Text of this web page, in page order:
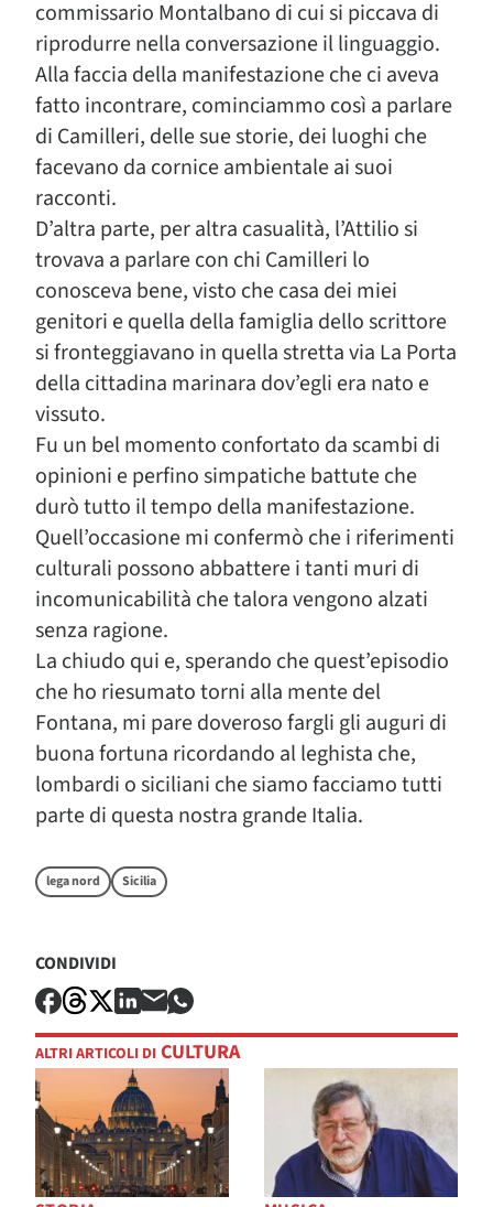
commissario Montalbano di cui si piccava di
riprodurre nella conversazione il linguaggio.
Alla faccia della manifestazione che ci aveva
fatto incontrare, cominciammo così a parlare
di Camilleri, delle sue storie, dei luoghi che
facevano da cornice ambientale ai suoi
racconti.
D’altra parte, per altra casualità, l’Attilio si
trovava a parlare con chi Camilleri lo
conosceva bene, visto che casa dei miei
genitori e quella della famiglia dello scrittore
si fronteggiavano in quella stretta via La Porta
della cittadina marinara dov’egli era nato e
vissuto.
Fu un bel momento confortato da scambi di
opinioni e perfino simpatiche battute che
durò tutto il tempo della manifestazione.
Quell’occasione mi confermò che i riferimenti
culturali possono abbattere i tanti muri di
incomunicabilità che talora vengono alzati
senza ragione.
La chiudo qui e, sperando che quest’episodio
che ho riesumato torni alla mente del
Fontana, mi pare doveroso fargli gli auguri di
buona fortuna ricordando al leghista che,
lombardi o siciliani che siamo facciamo tutti
parte di questa nostra grande Italia.
lega nord Sicilia
CONDIVIDI
ALTRI ARTICOLI DI CULTURA